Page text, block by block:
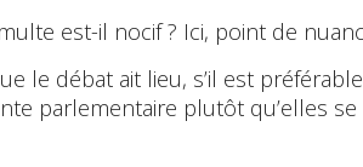
est-il nocif ? Ici, point de
le débat ait lieu, s’il est
parlementaire plutôt qu’elles